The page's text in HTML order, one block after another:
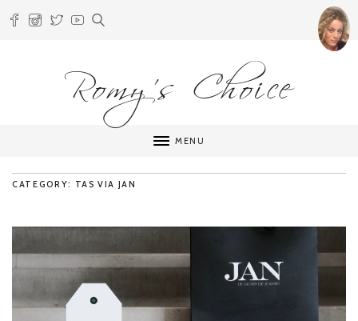
Romy's Choice
MENU
CATEGORY: TAS VIA JAN